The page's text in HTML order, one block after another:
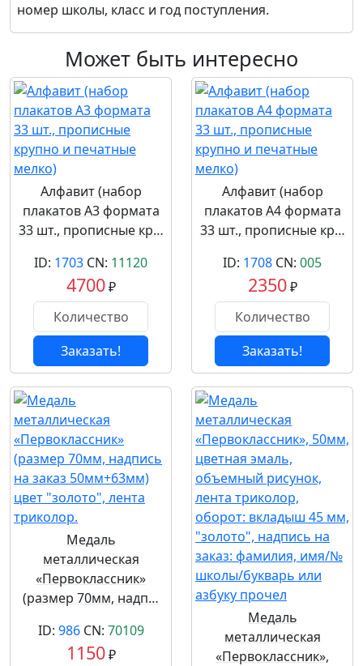
номер школы, класс и год поступления.
Может быть интересно
Алфавит (набор
плакатов А3 формата
33 шт., прописные кр…
ID: 1703 CN: 11120
4700₽
Заказать!
Алфавит (набор
плакатов А4 формата
33 шт., прописные кр…
ID: 1708 CN: 005
2350₽
Заказать!
Медаль
металлическая
«Первоклассник»
(размер 70мм, надп…
ID: 986CN: 70109
1150₽
Медаль
металлическая
«Первоклассник»,